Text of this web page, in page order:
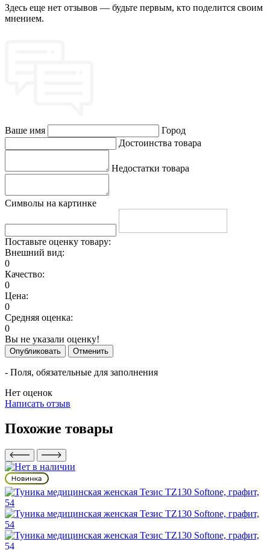
Здесь еще нет отзывов — будьте первым, кто поделится своим
мнением.
Ваше имя
Город
Достоинства товара
Недостатки товара
Символы на картинке
Поставьте оценку товару:
Внешний вид:
0
Качество:
0
Цена:
0
Средняя оценка:
0
Вы не указали оценку!
Опубликовать Отменить
- Поля, обязательные для заполнения
Нет оценок
Написать отзыв
Похожие товары